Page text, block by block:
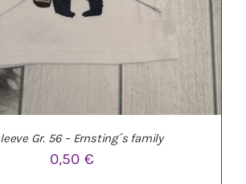
Gr. 56 – Ernsting´s family
0,50€